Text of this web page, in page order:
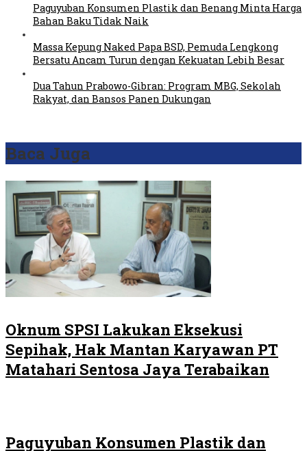
Paguyuban Konsumen Plastik dan Benang Minta Harga
Bahan Baku Tidak Naik
Massa Kepung Naked Papa BSD, Pemuda Lengkong
Bersatu Ancam Turun dengan Kekuatan Lebih Besar
Dua Tahun Prabowo-Gibran: Program MBG, Sekolah
Rakyat, dan Bansos Panen Dukungan
Baca Juga
Oknum SPSI Lakukan Eksekusi
Sepihak, Hak Mantan Karyawan PT
Matahari Sentosa Jaya Terabaikan
Paguyuban Konsumen Plastik dan